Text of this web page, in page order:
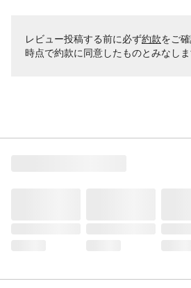
レビュー投稿する前に必ず約款をご
時点で約款に同意したものとみなしま